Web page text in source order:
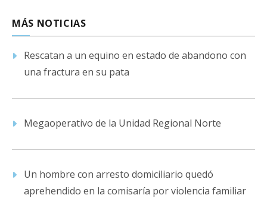
MÁS NOTICIAS
Rescatan a un equino en estado de abandono con
una fractura en su pata
Megaoperativo de la Unidad Regional Norte
Un hombre con arresto domiciliario quedó
aprehendido en la comisaría por violencia familiar